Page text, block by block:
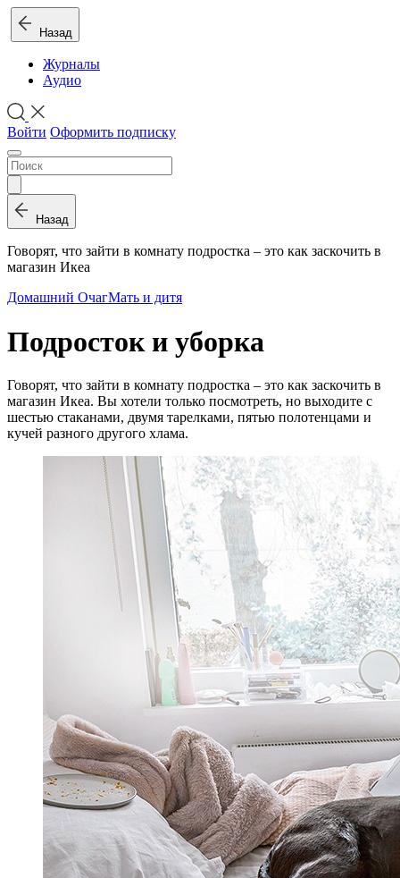
Назад
Журналы
Аудио
Войти Оформить подписку
Назад
Говорят, что зайти в комнату подростка – это как заскочить в
магазин Икеа
Домашний ОчагМать и дитя
Подросток и уборка
Говорят, что зайти в комнату подростка – это как заскочить в
магазин Икеа. Вы хотели только посмотреть, но выходите с
шестью стаканами, двумя тарелками, пятью полотенцами и
кучей разного другого хлама.